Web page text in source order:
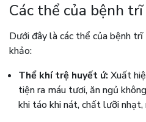
Các thể của bệnh trĩ
Dưới đây là các thể của bệnh
khảo:
Thể khí trệ huyết ứ: Xuất
tiện ra máu tươi, ăn ngủ
khi táo khi nát, chất lưỡi